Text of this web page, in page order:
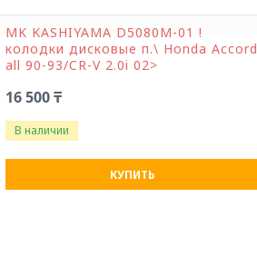
MK KASHIYAMA D5080M-01 !
колодки дисковые п.\ Honda Accord
all 90-93/CR-V 2.0i 02>
16 500 ₸
В наличии
КУПИТЬ